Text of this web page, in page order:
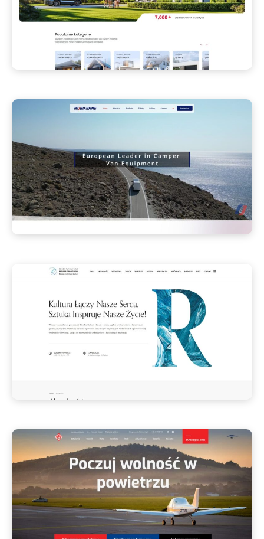
planujdom.pl
Planuj Dom
STRONA INTERNETOWA
mobiframe.com
Mobiframe
resursa.radom.pl
Resursa Obywatelska Radom
aeroklubkielecki.pl